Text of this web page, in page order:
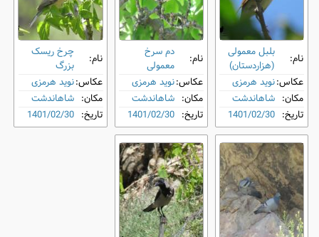
نام:
بلبل معمولی
(هزاردستان)
عکاس:نوید هرمزی
مکان: شاهاندشت
تاریخ: 1401/02/30
نام:
دم‌ سرخ
معمولی
عکاس:نوید هرمزی
مکان: شاهاندشت
تاریخ: 1401/02/30
نام:
چرخ ‌ریسک
بزرگ
عکاس:نوید هرمزی
مکان: شاهاندشت
تاریخ: 1401/02/30